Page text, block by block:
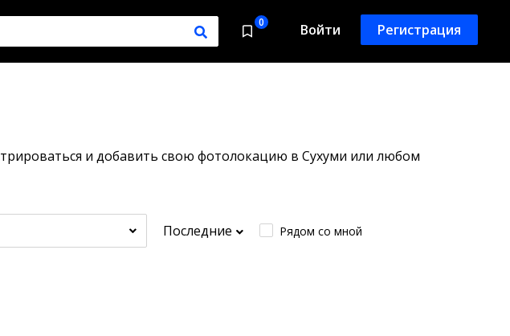
0 Войти Регистрация
и добавить свою фотолокацию в Сухуми или любом
Последние Рядом со мной